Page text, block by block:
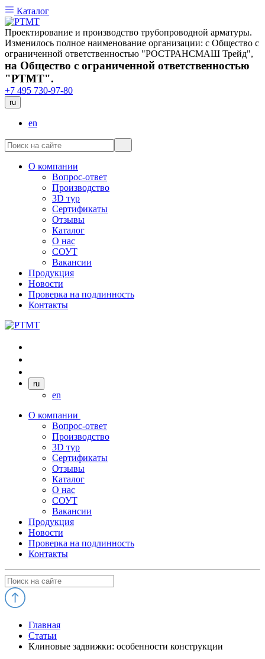
Каталог
Проектирование и производство трубопроводной арматуры.
Изменилось полное наименование организации: с Общество с
ограниченной ответственностью "РОСТРАНСМАШ Трейд",
на Общество с ограниченной ответственностью
"РТМТ".
+7 495 730-97-80
ru
en
О компании
Вопрос-ответ
Производство
3D тур
Сертификаты
Отзывы
Каталог
О нас
СОУТ
Вакансии
Продукция
Новости
Проверка на подлинность
Контакты
ru
en
О компании
Вопрос-ответ
Производство
3D тур
Сертификаты
Отзывы
Каталог
О нас
СОУТ
Вакансии
Продукция
Новости
Проверка на подлинность
Контакты
Главная
Статьи
Клиновые задвижки: особенности конструкции